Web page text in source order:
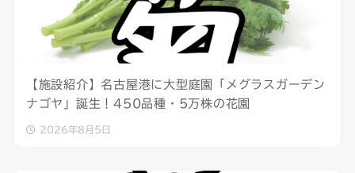
【施設紹介】名古屋港に大型庭園「メグラスガーデン
ナゴヤ」誕生！450品種・5万株の花園
2026年8月5日